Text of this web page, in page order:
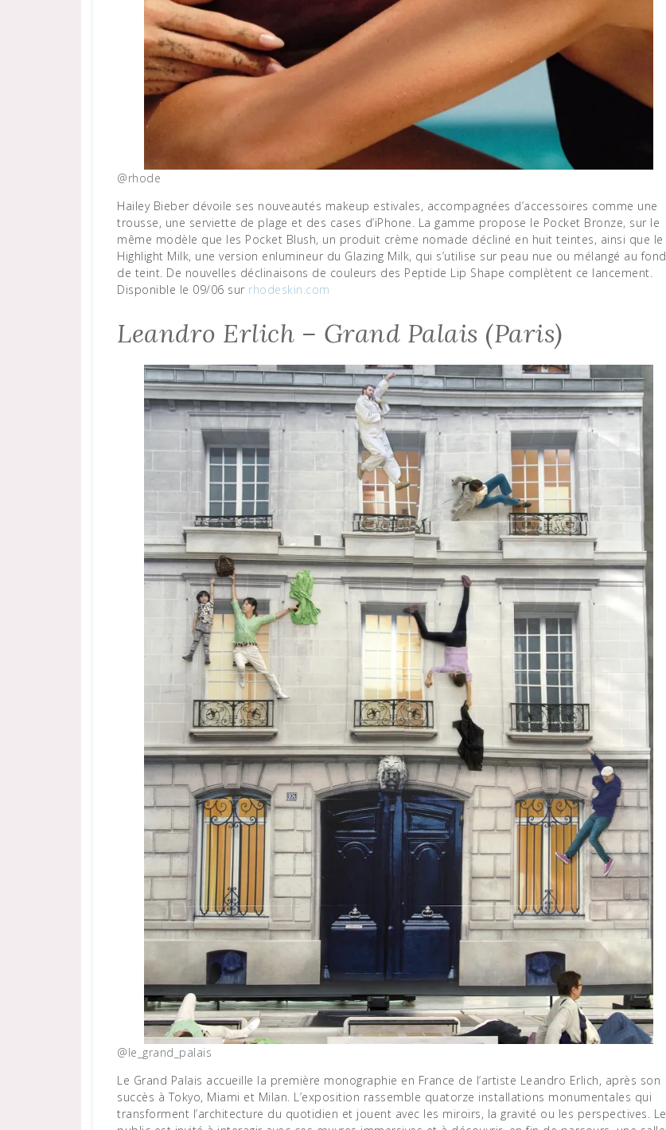
@rhode
Hailey Bieber dévoile ses nouveautés makeup estivales, accompagnées d’accessoires comme une
trousse, une serviette de plage et des cases d’iPhone. La gamme propose le Pocket Bronze, sur le
même modèle que les Pocket Blush, un produit crème nomade décliné en huit teintes, ainsi que le
Highlight Milk, une version enlumineur du Glazing Milk, qui s’utilise sur peau nue ou mélangé au fond
de teint. De nouvelles déclinaisons de couleurs des Peptide Lip Shape complètent ce lancement.
Disponible le 09/06 sur rhodeskin.com
Leandro Erlich – Grand Palais (Paris)
@le_grand_palais
Le Grand Palais accueille la première monographie en France de l’artiste Leandro Erlich, après son
succès à Tokyo, Miami et Milan. L’exposition rassemble quatorze installations monumentales qui
transforment l’architecture du quotidien et jouent avec les miroirs, la gravité ou les perspectives. Le